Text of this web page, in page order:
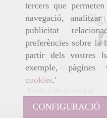
tercers que
navegació,
publicitat
preferències sobre la
partir dels vostres
exemple, pàgines
cookies.'
CONFIGURACIÓ
Inicio Avís legal